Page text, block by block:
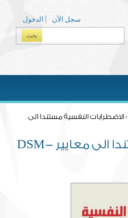
الدخول
سجل الآن
» الاضطرابات النفسية مستندا الى
الاضطرابات النفسية مستندا الى معايير DSM-